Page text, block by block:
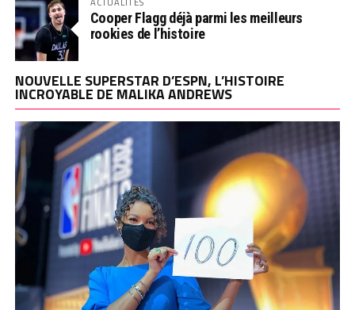
Cooper Flagg déjà parmi les meilleurs
rookies de l’histoire
NOUVELLE SUPERSTAR D’ESPN, L’HISTOIRE
INCROYABLE DE MALIKA ANDREWS